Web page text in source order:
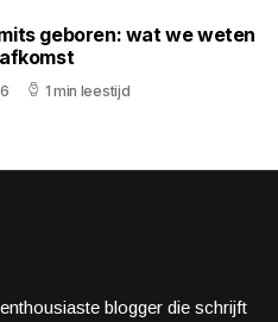
geboren: wat we weten
1 min leestijd
blogger die schrijft